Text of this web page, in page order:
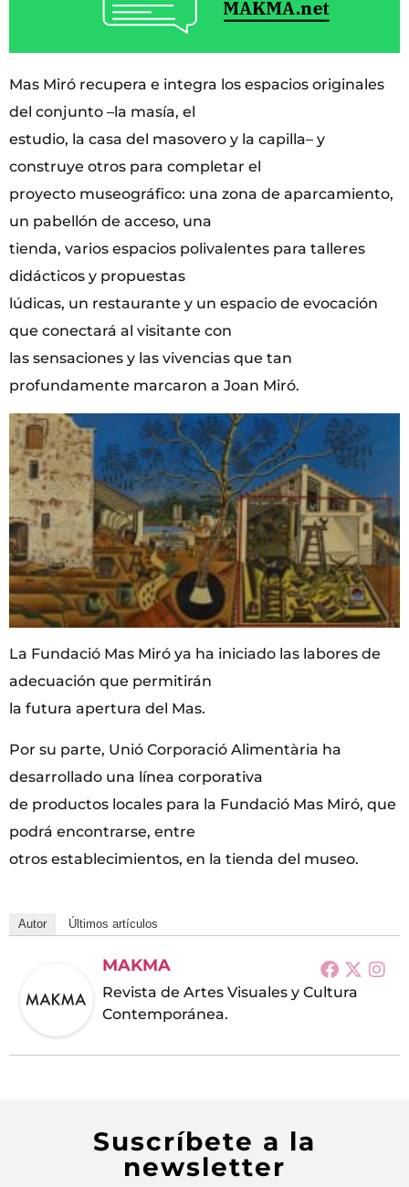
Mas Miró recupera e integra los espacios originales
del conjunto –la masía, el
estudio, la casa del masovero y la capilla– y
construye otros para completar el
proyecto museográfico: una zona de aparcamiento,
un pabellón de acceso, una
tienda, varios espacios polivalentes para talleres
didácticos y propuestas
lúdicas, un restaurante y un espacio de evocación
que conectará al visitante con
las sensaciones y las vivencias que tan
profundamente marcaron a Joan Miró.
La Fundació Mas Miró ya ha iniciado las labores de
adecuación que permitirán
la futura apertura del Mas.
Por su parte, Unió Corporació Alimentària ha
desarrollado una línea corporativa
de productos locales para la Fundació Mas Miró, que
podrá encontrarse, entre
otros establecimientos, en la tienda del museo.
Autor Últimos artículos
MAKMA
Revista de Artes Visuales y Cultura
Contemporánea.
Suscríbete a la
newsletter